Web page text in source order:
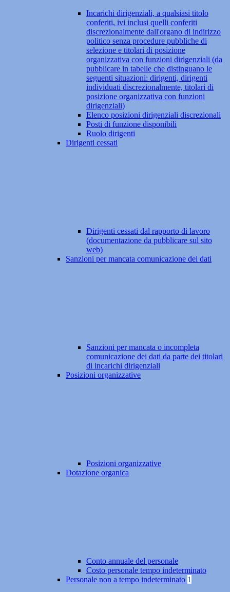
Incarichi dirigenziali, a qualsiasi titolo
conferiti, ivi inclusi quelli conferiti
discrezionalmente dall'organo di indirizzo
politico senza procedure pubbliche di
selezione e titolari di posizione
organizzativa con funzioni dirigenziali (da
pubblicare in tabelle che distinguano le
seguenti situazioni: dirigenti, dirigenti
individuati discrezionalmente, titolari di
posizione organizzativa con funzioni
dirigenziali)
Elenco posizioni dirigenziali discrezionali
Posti di funzione disponibili
Ruolo dirigenti
Dirigenti cessati
Dirigenti cessati dal rapporto di lavoro
(documentazione da pubblicare sul sito
web)
Sanzioni per mancata comunicazione dei dati
Sanzioni per mancata o incompleta
comunicazione dei dati da parte dei titolari
di incarichi dirigenziali
Posizioni organizzative
Posizioni organizzative
Dotazione organica
Conto annuale del personale
Costo personale tempo indeterminato
Personale non a tempo indeterminato 1